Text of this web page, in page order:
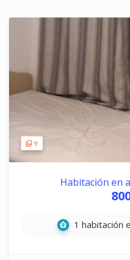
9
Habitación en
1 habitación